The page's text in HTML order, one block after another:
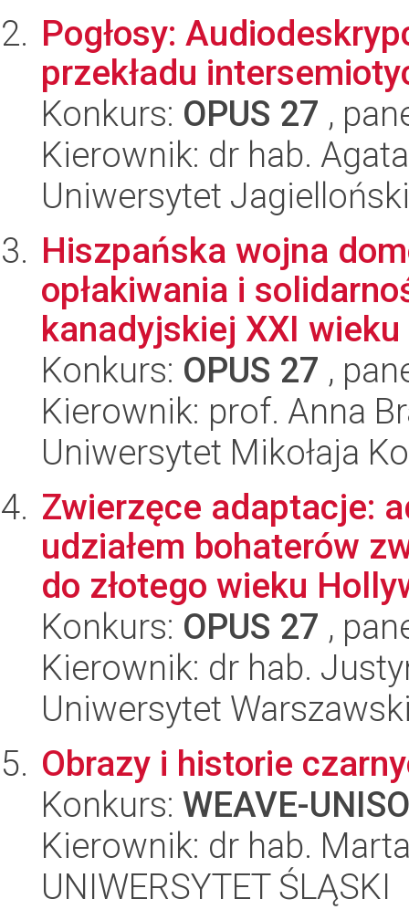
Pogłosy:
przekładu
Konkurs: OPUS 27 ,
Kierownik: dr hab.
Uniwersytet Jagielloński
Hiszpańska wojna
opłakiwania i
kanadyjskiej XXI wieku
Konkurs: OPUS 27 ,
Kierownik: prof. Anna
Uniwersytet Mikołaja
Zwierzęce adaptacje:
udziałem bohaterów
do złotego wieku
Konkurs: OPUS 27 ,
Kierownik: dr hab.
Uniwersytet
Obrazy i historie
Konkurs: WEAVE-
Kierownik: dr hab.
UNIWERSYTET ŚLĄSKI